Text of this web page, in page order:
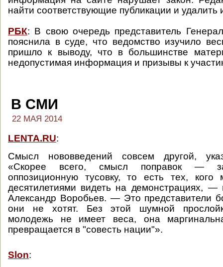
найти соответствующие публикации и удалить
РБК: В свою очередь представитель
пояснила в суде, что ведомство изучило
пришло к выводу, что в большинстве
недопустимая информация и призывы к
В СМИ
22 МАЯ 2014
LENTA.RU:
Смысл нововведений совсем другой,
«Скорее всего, смысл поправок —
оппозиционную тусовку, то есть тех,
десятилетиями видеть на демонстрациях, —
Александр Воробьев. — Это представители
они не хотят. Без этой шумной
молодежь не имеет веса, она
превращается в "совесть нации"».
Slon: